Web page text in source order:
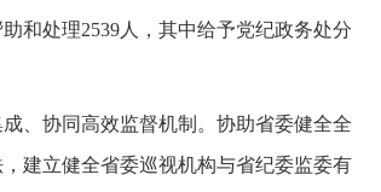
和处理2539人，其中给予党纪政务处分
、协同高效监督机制。协助省委健全全
建立健全省委巡视机构与省纪委监委有